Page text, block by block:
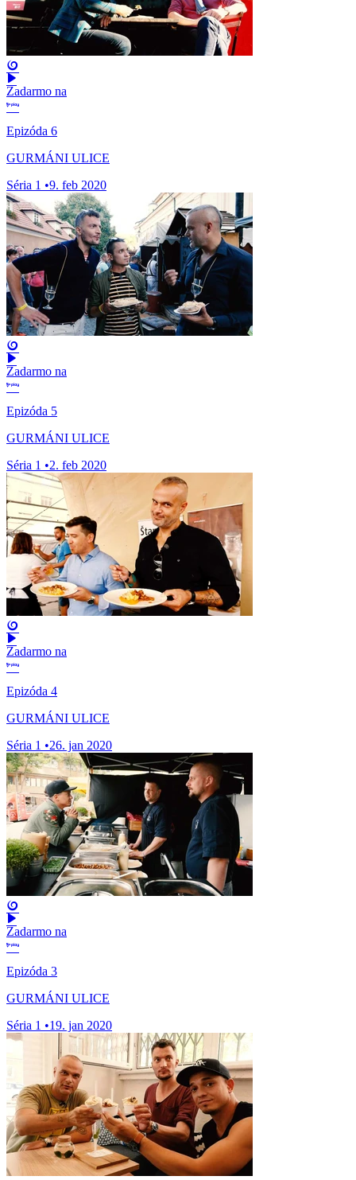
Zadarmo na
Epizóda 6
GURMÁNI ULICE
Séria 1 •9. feb 2020
Zadarmo na
Epizóda 5
GURMÁNI ULICE
Séria 1 •2. feb 2020
Zadarmo na
Epizóda 4
GURMÁNI ULICE
Séria 1 •26. jan 2020
Zadarmo na
Epizóda 3
GURMÁNI ULICE
Séria 1 •19. jan 2020